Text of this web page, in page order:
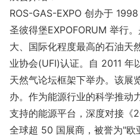
ROS-GAS-EXPO 创办于
圣彼得堡EXPOFORUM 举行
大、国际化程度最高的石油天
业协会(UFI)认证。自 2011 年
天然气论坛框架下举办。该展
办。作为能源行业的科学推动
支持的能源平台，深度对接《
全球超 50 国展商，被誉为"欧